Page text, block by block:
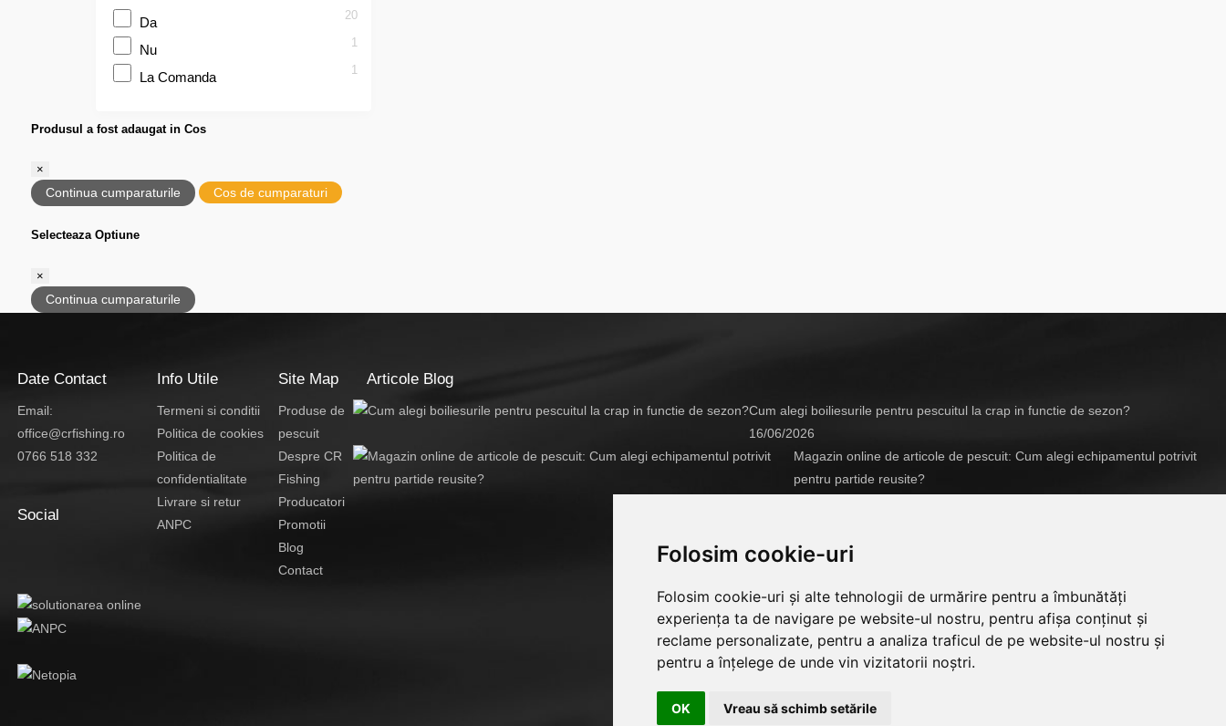
Folosim cookie-uri
Folosim cookie-uri și alte tehnologii de urmărire pentru a îmbunătăți
experiența ta de navigare pe website-ul nostru, pentru afișa conținut și
reclame personalizate, pentru a analiza traficul de pe website-ul nostru și
pentru a înțelege de unde vin vizitatorii noștri.
OK Vreau să schimb setările
Da 20
Nu 1
La Comanda 1
Produsul a fost adaugat in Cos
×
Continua cumparaturile Cos de cumparaturi
Selecteaza Optiune
×
Continua cumparaturile
Date Contact
Email:
office@crfishing.ro
0766 518 332
Social
Info Utile
Termeni si conditii
Politica de cookies
Politica de
confidentialitate
Livrare si retur
ANPC
Site Map
Produse de
pescuit
Despre CR
Fishing
Producatori
Promotii
Blog
Contact
Articole Blog
Cum alegi boiliesurile pentru pescuitul la crap in functie de sezon?
16/06/2026
Magazin online de articole de pescuit: Cum alegi echipamentul potrivit
pentru partide reusite?